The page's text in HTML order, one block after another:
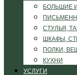
БОЛЬШИЕ
СТУЛЬЯ,
ШКАФЫ,
ПОЛКИ,
КУХНИ
УСЛУГИ